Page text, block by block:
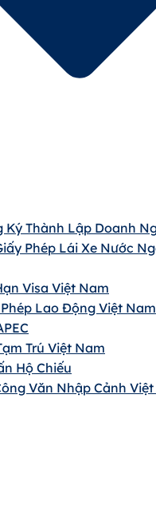
Ký Thành Lập Doanh
Phép Lái Xe Nước
Visa Việt Nam
Lao Động Việt Nam
Trú Việt Nam
Hộ Chiếu
Văn Nhập Cảnh